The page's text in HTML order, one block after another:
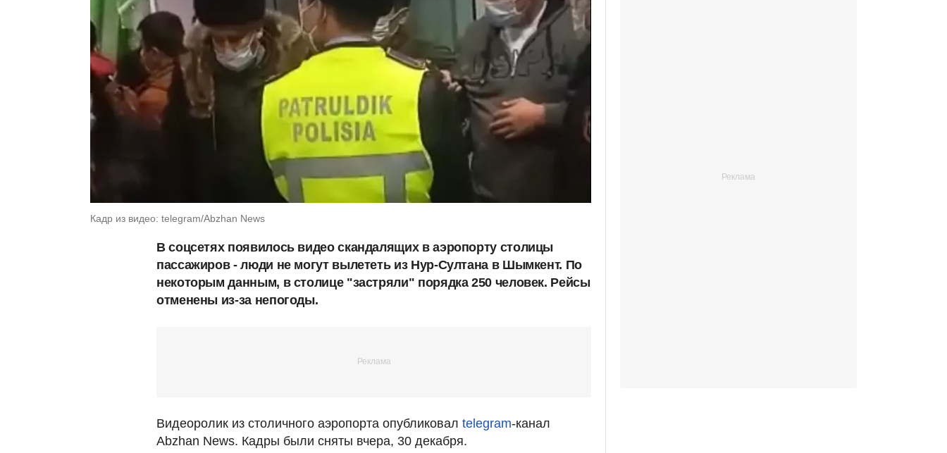
Кадр из видео: telegram/Abzhan News
В соцсетях появилось видео скандалящих в аэропорту столицы
пассажиров - люди не могут вылететь из Нур-Султана в Шымкент. По
некоторым данным, в столице "застряли" порядка 250 человек. Рейсы
отменены из-за непогоды.
Видеоролик из столичного аэропорта опубликовал telegram-канал
Abzhan News. Кадры были сняты вчера, 30 декабря.